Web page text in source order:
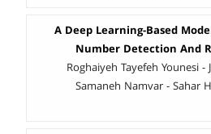
A Deep Learning-Based
Number Detection And
Roghaiyeh Tayefeh Younesi -
Samaneh Namvar - Sahar